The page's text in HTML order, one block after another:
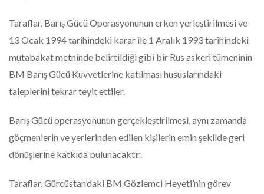
Taraflar, Barış Gücü Operasyonunun erken yerleştirilmesi ve
13 Ocak 1994 tarihindeki karar ile 1 Aralık 1993 tarihindeki
mutabakat metninde belirtildiği gibi bir Rus askeri tümeninin
BM Barış Gücü Kuvvetlerine katılması hususlarındaki
taleplerini tekrar teyit ettiler.
Barış Gücü operasyonunun gerçekleştirilmesi, aynı zamanda
göçmenlerin ve yerlerinden edilen kişilerin emin şekilde geri
dönüşlerine katkıda bulunacaktır.
Taraflar, Gürcüstan’daki BM Gözlemci Heyeti’nin görev